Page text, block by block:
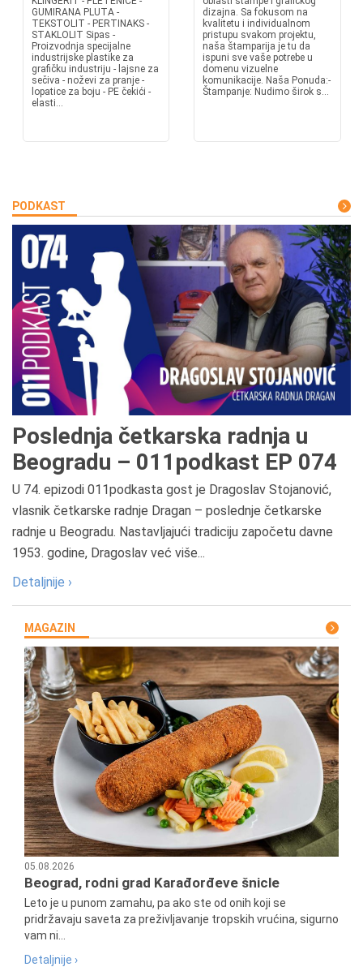
GUMIRANA PLUTA -
TEKSTOLIT - PERTINAKS -
STAKLOLIT Sipas -
Proizvodnja specijalne
industrijske plastike za
grafičku industriju - lajsne za
sečiva - noževi za pranje -
lopatice za boju - PE čekići -
elasti...
dizajna. Sa fokusom na
kvalitetu i individualnom
pristupu svakom projektu,
naša štamparija je tu da
ispuni sve vaše potrebe u
domenu vizuelne
komunikacije. Naša Ponuda:-
Štampanje: Nudimo širok s...
PODKAST
Poslednja četkarska radnja u
Beogradu – 011podkast EP 074
U 74. epizodi 011podkasta gost je Dragoslav Stojanović,
vlasnik četkarske radnje Dragan – poslednje četkarske
radnje u Beogradu. Nastavljajući tradiciju započetu davne
1953. godine, Dragoslav već više...
Detaljnije ›
MAGAZIN
05.08.2026
Beograd, rodni grad Karađorđeve šnicle
Leto je u punom zamahu, pa ako ste od onih koji se
pridržavaju saveta za preživljavanje tropskih vrućina, sigurno
vam ni...
Detaljnije ›